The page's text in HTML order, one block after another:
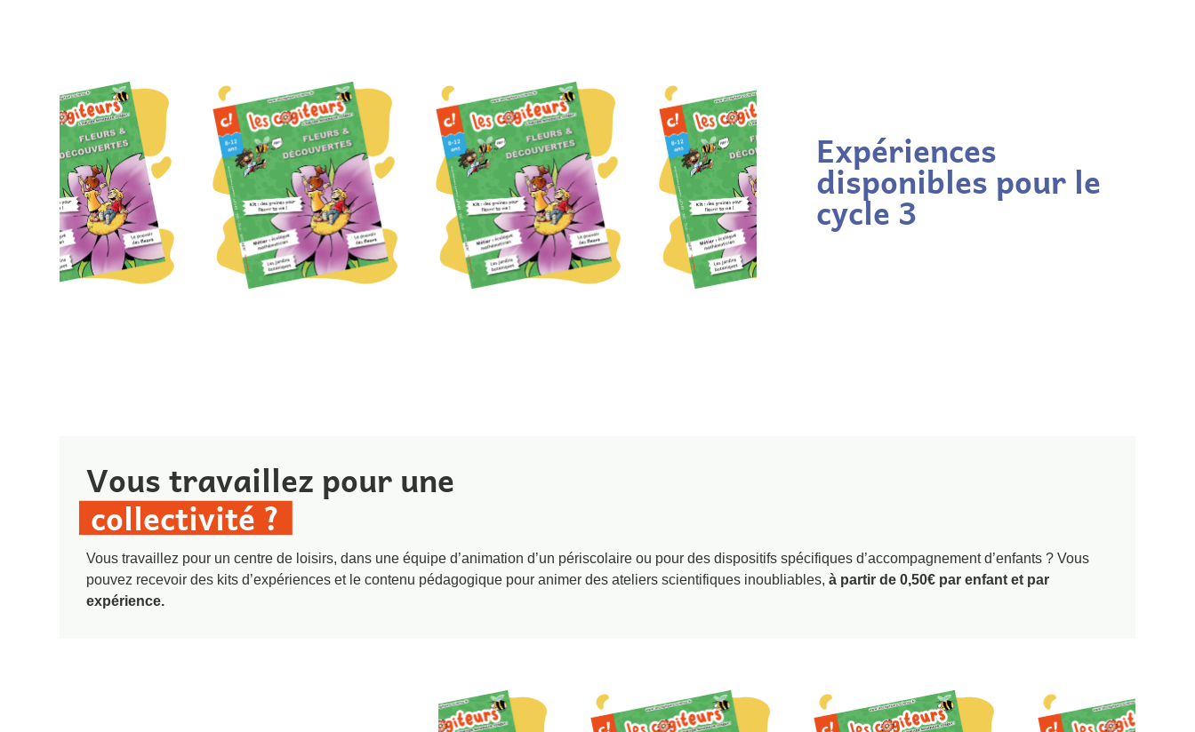
Expériences
disponibles pour le
cycle 3
Vous travaillez pour une
collectivité ?
Vous travaillez pour un centre de loisirs, dans une équipe d’animation d’un périscolaire ou pour des dispositifs spécifiques d’accompagnement d’enfants ? Vous
pouvez recevoir des kits d’expériences et le contenu pédagogique pour animer des ateliers scientifiques inoubliables,à partir de 0,50€ par enfant et par
expérience.